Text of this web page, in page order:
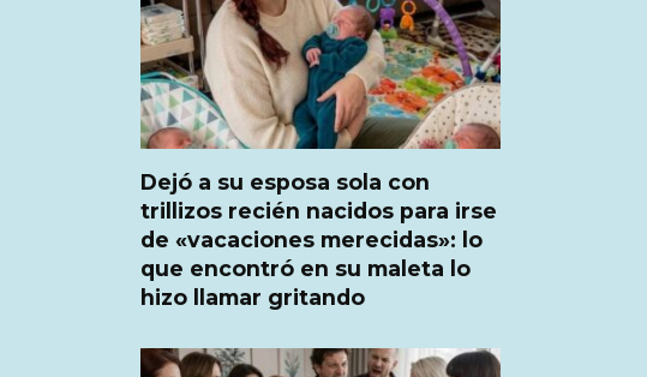
Dejó a su esposa sola con
trillizos recién nacidos para irse
de «vacaciones merecidas»: lo
que encontró en su maleta lo
hizo llamar gritando